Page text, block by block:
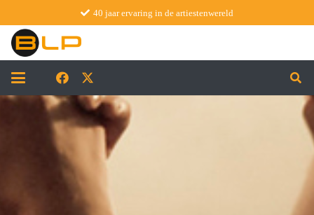
40 jaar ervaring in de artiestenwereld